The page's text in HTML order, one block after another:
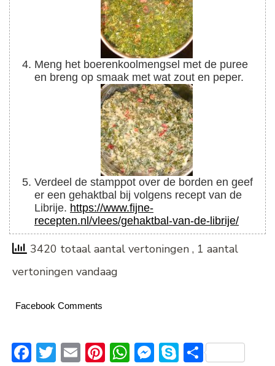
Meng het boerenkoolmengsel met de puree
en breng op smaak met wat zout en peper.
Verdeel de stamppot over de borden en geef
er een gehaktbal bij volgens recept van de
Librije. https://www.fijne-
recepten.nl/vlees/gehaktbal-van-de-librije/
3420 totaal aantal vertoningen , 1 aantal
vertoningen vandaag
Facebook Comments
Facebook
Twitter
EmailPinterest
WhatsApp
Messenger
Skype
Delen